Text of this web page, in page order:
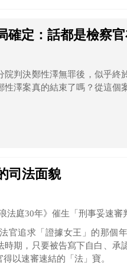
確定：話都是檢察官
判決鄭性澤無罪後，似乎終
澤案真的結束了嗎？從這個
司法面貌
庭30年》催生「刑事妥速審
官追求「證據女王」的那個
期，只要被告寫下自白、承
以速審速結的「法」寶。